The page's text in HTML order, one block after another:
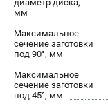
Новости
Как нас найти
СЕТЕВОЙ
диаметр диска,
мм
Максимальное
сечение заготовки
под 90°, мм
Максимальное
сечение заготовки
под 45°, мм